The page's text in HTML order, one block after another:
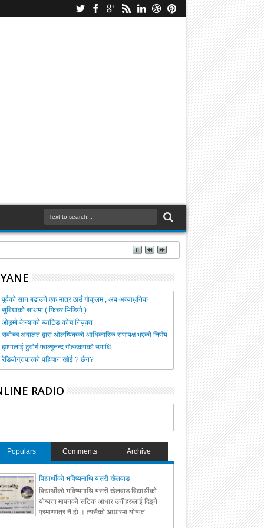
पूर्वको सान बढाउने एक मात्र ठाउँ गोकुलम , अब अत्याधुनिक
सुबिधाको साथमा ( फिचर भिडियो )
ओडुम्बे केन्याको ब्याटिङ कोच नियुक्त
सर्वोच्च अदालत द्वारा ओलम्पिकको आधिकारिक राणापक्ष भएको निर्णय
झापालाई टुवोर्ग फाल्गुनन्द गोल्डकपको उपाधि
रेडियोग्राफरको पहिचान खोई ? छैन?
RADIO
Populars Comments Archive
विद्यार्थीको भविष्यमाथि यसरी खेलवाड
विद्यार्थीको भविष्यमाथि यसरी खेलवाड विद्यार्थीको
योग्यता मापनको सटिक आधार उनीहरुलाई दिइने
प्रमाणपत्र नै हो । त्यसैको आधारमा योग्यत...